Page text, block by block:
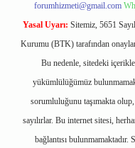
forumhizmeti@gmail.com
Yasal Uyarı: Sitemiz, 5651
Kurumu (BTK) tarafından
Bu nedenle, sitedeki
yükümlülüğümüz
sorumluluğunu taşımakta
sayılırlar. Bu internet sitesi,
bağlantısı bulunmamaktadır.